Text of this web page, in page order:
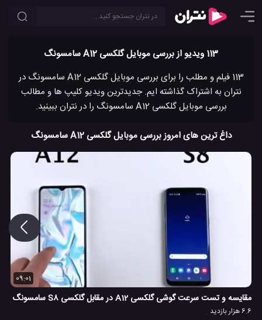
113 ویدیو از بررسی موبایل گلکسی A12 سامسونگ
113 فیلم و مطلب را برای بررسی موبایل گلکسی A12 سامسونگ در
نتران به اشتراک گذاشته ایم. جدیدترین ویدیو کلیپ ها و مطالب
بررسی موبایل گلکسی A12 سامسونگ را در نتران ببینید.
داغ ترین های امروز بررسی موبایل گلکسی A12 سامسونگ
09:01
مقایسه و تست سرعت گوشی گلکسی A12 در مقابل گلکسی S8 سامسونگ
6.6 هزار بازدید